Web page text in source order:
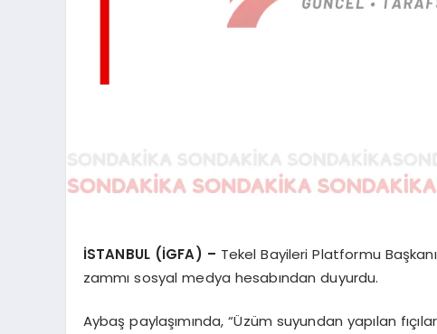
İSTANBUL (İGFA) – Tekel Bayileri Platformu
zammı sosyal medya hesabından duyurdu.
Aybaş paylaşımında, “Üzüm suyundan yapılan